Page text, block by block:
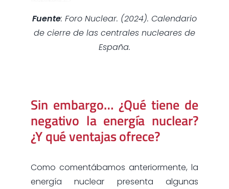
Fuente: Foro Nuclear. (2024). Calendario
de cierre de las centrales nucleares de
España.
Sin embargo… ¿Qué tiene de
negativo la energía nuclear?
¿Y qué ventajas ofrece?
Como comentábamos anteriormente, la
energía nuclear presenta algunas